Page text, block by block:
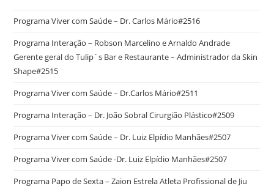
Programa Viver com Saúde – Dr. Carlos Mário#2516
Programa Interação – Robson Marcelino e Arnaldo Andrade
Gerente geral do Tulip´s Bar e Restaurante – Administrador da Skin
Shape#2515
Programa Viver com Saúde – Dr.Carlos Mário#2511
Programa Interação – Dr. João Sobral Cirurgião Plástico#2509
Programa Viver com Saúde – Dr. Luiz Elpídio Manhães#2507
Programa Viver com Saúde -Dr. Luiz Elpídio Manhães#2507
Programa Papo de Sexta – Zaion Estrela Atleta Profissional de Jiu